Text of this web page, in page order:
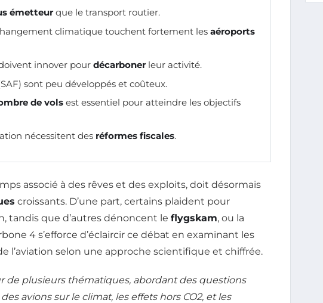
émetteur que le transport routier.
climatique touchent fortement les aéroports
innover pour décarboner leur activité.
sont peu développés et coûteux.
de vols est essentiel pour atteindre les objectifs
nécessitent des réformes fiscales.
associé à des rêves et des exploits, doit désormais
croissants. D’une part, certains plaident pour
tandis que d’autres dénoncent le flygskam, ou la
4 s’efforce d’éclaircir ce débat en examinant les
l’aviation selon une approche scientifique et chiffrée.
de plusieurs thématiques, abordant des questions
avions sur le climat, les effets hors CO2, et les